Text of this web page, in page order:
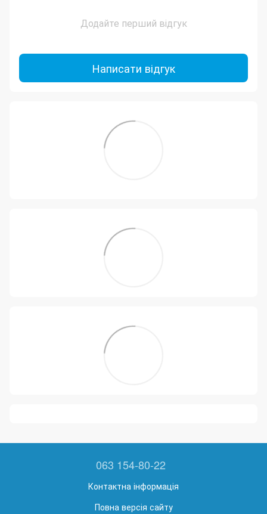
Додайте перший відгук
Написати відгук
063 154-80-22
Контактна інформація
Повна версія сайту